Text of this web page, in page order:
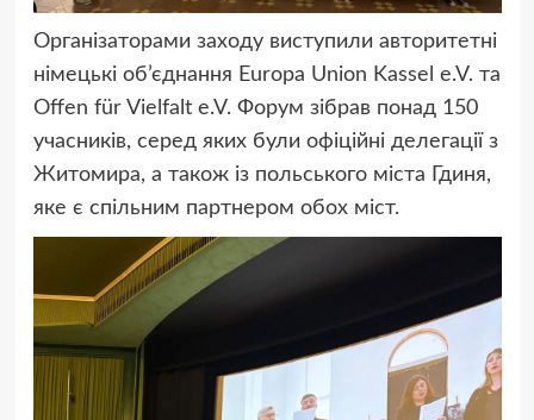
Організаторами заходу виступили авторитетні
німецькі об’єднання Europa Union Kassel e.V. та
Offen für Vielfalt e.V. Форум зібрав понад 150
учасників, серед яких були офіційні делегації з
Житомира, а також із польського міста Гдиня,
яке є спільним партнером обох міст.